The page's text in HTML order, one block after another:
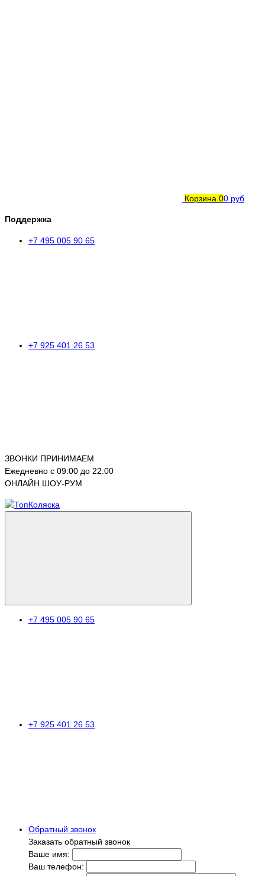
Корзина 00 руб
Поддержка
+7 495 005 90 65
+7 925 401 26 53
ЗВОНКИ ПРИНИМАЕМ
Ежедневно с 09:00 до 22:00
ОНЛАЙН ШОУ-РУМ
+7 495 005 90 65
+7 925 401 26 53
Обратный звонок
Заказать обратный звонок
Ваше имя:
Ваш телефон: